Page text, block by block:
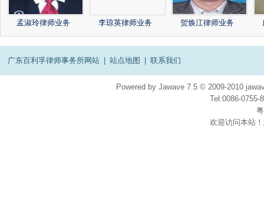
孟淑玲律师业务 李琼英律师业务 贺焕江律师业务
广东百利孚律师事务所网站 站点地图 联系我们
Powered by Jawave 7.5 © 2009-2010
Tel:0086-
欢迎访问本站